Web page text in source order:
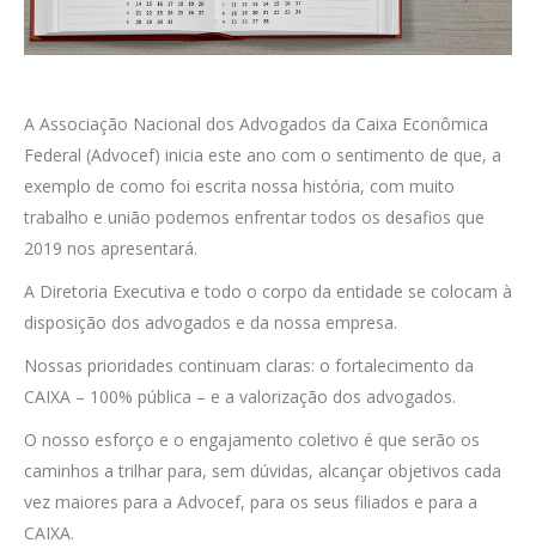
A Associação Nacional dos Advogados da Caixa Econômica
Federal (Advocef) inicia este ano com o sentimento de que, a
exemplo de como foi escrita nossa história, com muito
trabalho e união podemos enfrentar todos os desafios que
2019 nos apresentará.
A Diretoria Executiva e todo o corpo da entidade se colocam à
disposição dos advogados e da nossa empresa.
Nossas prioridades continuam claras: o fortalecimento da
CAIXA – 100% pública – e a valorização dos advogados.
O nosso esforço e o engajamento coletivo é que serão os
caminhos a trilhar para, sem dúvidas, alcançar objetivos cada
vez maiores para a Advocef, para os seus filiados e para a
CAIXA.